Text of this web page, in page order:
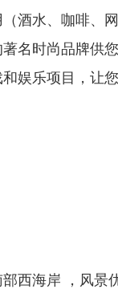
酒水、咖啡、
名时尚品牌供
娱乐项目，让
西海岸 ，风景